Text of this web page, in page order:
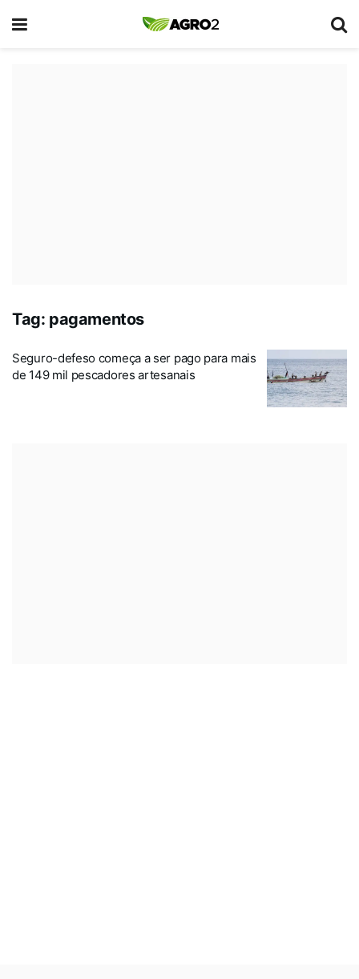
Tag: pagamentos
Seguro-defeso começa a ser pago para mais
de 149 mil pescadores artesanais